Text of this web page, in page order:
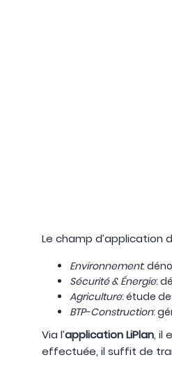
Le champ d’application
Environnement:
Sécurité & Énergie:
Agriculture: étude
BTP-Construction:
Via l’application LiPlan, il
effectuée, il suffit de